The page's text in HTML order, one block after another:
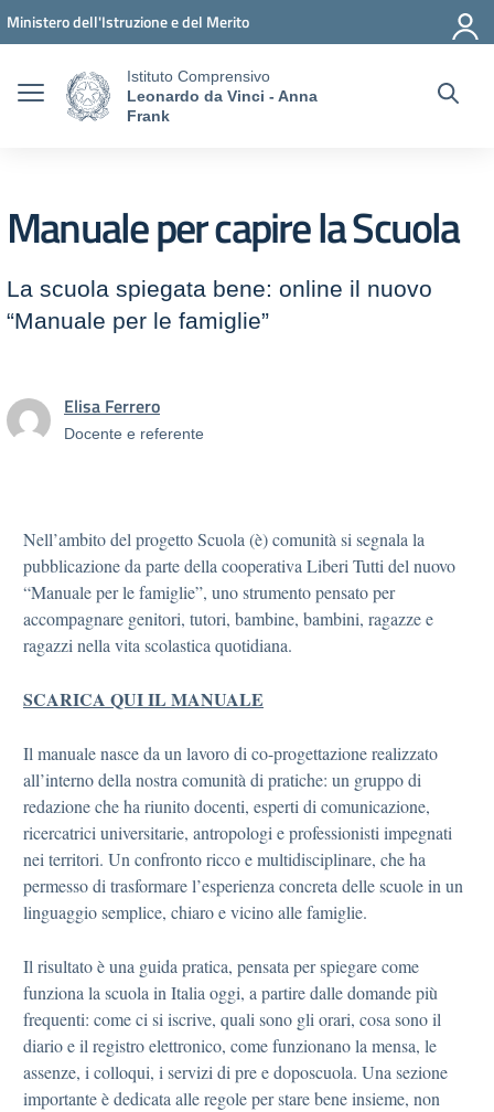
Ministero dell'Istruzione e del Merito
Istituto Comprensivo
Leonardo da Vinci - Anna
Frank
Manuale per capire la Scuola
La scuola spiegata bene: online il nuovo
“Manuale per le famiglie”
Elisa Ferrero
Docente e referente
Nell’ambito del progetto Scuola (è) comunità si segnala la
pubblicazione da parte della cooperativa Liberi Tutti del nuovo
“Manuale per le famiglie”, uno strumento pensato per
accompagnare genitori, tutori, bambine, bambini, ragazze e
ragazzi nella vita scolastica quotidiana.
SCARICA QUI IL MANUALE
Il manuale nasce da un lavoro di co-progettazione realizzato
all’interno della nostra comunità di pratiche: un gruppo di
redazione che ha riunito docenti, esperti di comunicazione,
ricercatrici universitarie, antropologi e professionisti impegnati
nei territori. Un confronto ricco e multidisciplinare, che ha
permesso di trasformare l’esperienza concreta delle scuole in un
linguaggio semplice, chiaro e vicino alle famiglie.
Il risultato è una guida pratica, pensata per spiegare come
funziona la scuola in Italia oggi, a partire dalle domande più
frequenti: come ci si iscrive, quali sono gli orari, cosa sono il
diario e il registro elettronico, come funzionano la mensa, le
assenze, i colloqui, i servizi di pre e doposcuola. Una sezione
importante è dedicata alle regole per stare bene insieme, non